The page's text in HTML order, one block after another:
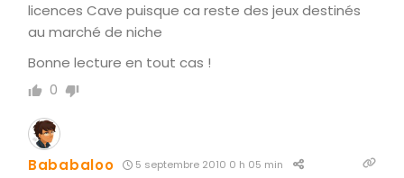
licences Cave puisque ca reste des jeux destinés
au marché de niche
Bonne lecture en tout cas !
0
Bababaloo 5 septembre 2010 0 h 05 min